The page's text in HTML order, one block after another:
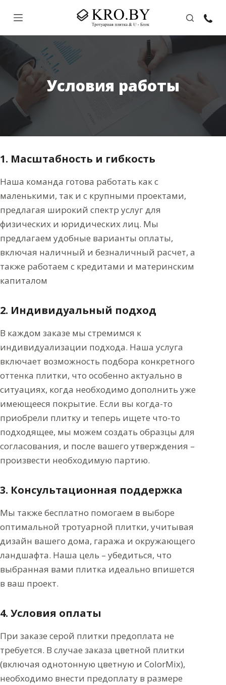
П
р
и
у
т
Условия работы
1. Масштабность и гибкость
Наша команда готова работать как с
маленькими, так и с крупными проектами,
предлагая широкий спектр услуг для
физических и юридических лиц. Мы
предлагаем удобные варианты оплаты,
включая наличный и безналичный расчет, а
также работаем с кредитами и материнским
капиталом
2. Индивидуальный подход
В каждом заказе мы стремимся к
индивидуализации подхода. Наша услуга
включает возможность подбора конкретного
оттенка плитки, что особенно актуально в
ситуациях, когда необходимо дополнить уже
имеющееся покрытие. Если вы когда-то
приобрели плитку и теперь ищете что-то
подходящее, мы можем создать образцы для
согласования, и после вашего утверждения –
произвести необходимую партию.
3. Консультационная поддержка
Мы также бесплатно помогаем в выборе
оптимальной тротуарной плитки, учитывая
дизайн вашего дома, гаража и окружающего
ландшафта. Наша цель – убедиться, что
выбранная вами плитка идеально впишется
в ваш проект.
4. Условия оплаты
При заказе серой плитки предоплата не
требуется. В случае заказа цветной плитки
(включая однотонную цветную и ColorMix),
необходимо внести предоплату в размере